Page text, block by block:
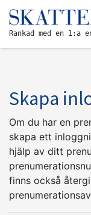
Rankad med en 1:a
Skapa
Om du har en
skapa ett
hjälp av ditt
finns också